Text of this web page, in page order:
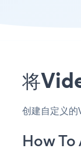
将
创建自定义
How